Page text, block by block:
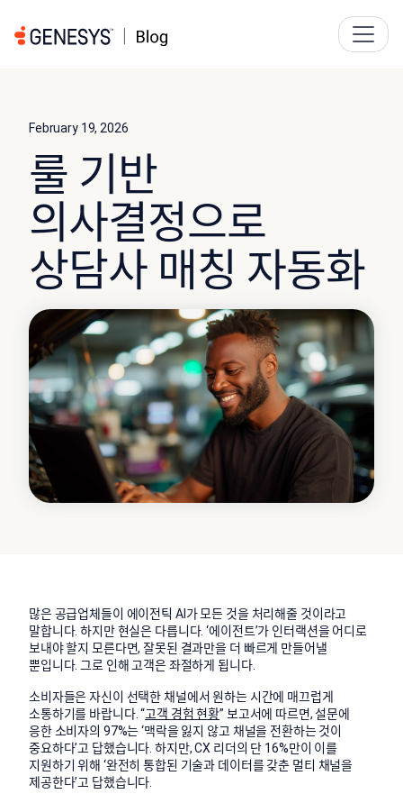
February 19, 2026
룰 기반
의사결정으로
상담사 매칭 자동화
많은 공급업체들이 에이전틱 AI가 모든 것을 처리해줄 것이라고
말합니다. 하지만 현실은 다릅니다. ‘에이전트’가 인터랙션을 어디로
보내야 할지 모른다면, 잘못된 결과만을 더 빠르게 만들어낼
뿐입니다. 그로 인해 고객은 좌절하게 됩니다.
소비자들은 자신이 선택한 채널에서 원하는 시간에 매끄럽게
소통하기를 바랍니다. “고객 경험 현황” 보고서에 따르면, 설문에
응한 소비자의 97%는 ‘맥락을 잃지 않고 채널을 전환하는 것이
중요하다’고 답했습니다. 하지만, CX 리더의 단 16%만이 이를
지원하기 위해 ‘완전히 통합된 기술과 데이터를 갖춘 멀티 채널을
제공한다’고 답했습니다.